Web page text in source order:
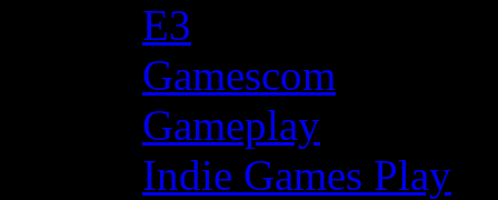
E3
Gamescom
Gameplay
Indie Games Play